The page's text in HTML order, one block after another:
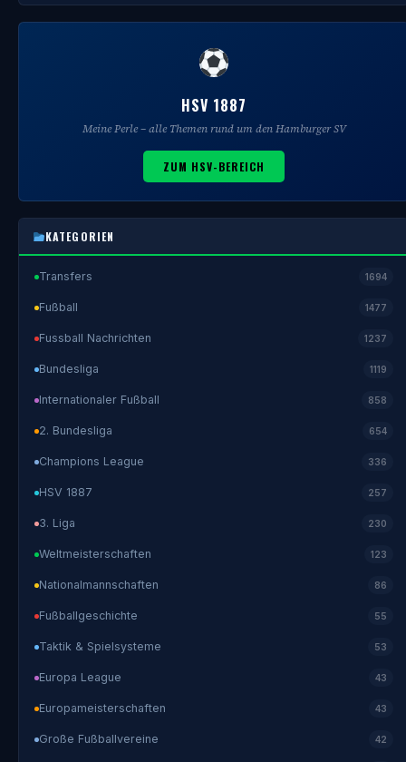
HSV 1887
Meine Perle – alle Themen rund um den Hamburger SV
ZUM HSV-BEREICH
KATEGORIEN
Transfers 1694
Fußball 1477
Fussball Nachrichten 1237
Bundesliga 1119
Internationaler Fußball 858
2. Bundesliga 654
Champions League 336
HSV 1887 257
3. Liga 230
Weltmeisterschaften 123
Nationalmannschaften 86
Fußballgeschichte 55
Taktik & Spielsysteme 53
Europa League 43
Europameisterschaften 43
Große Fußballvereine 42